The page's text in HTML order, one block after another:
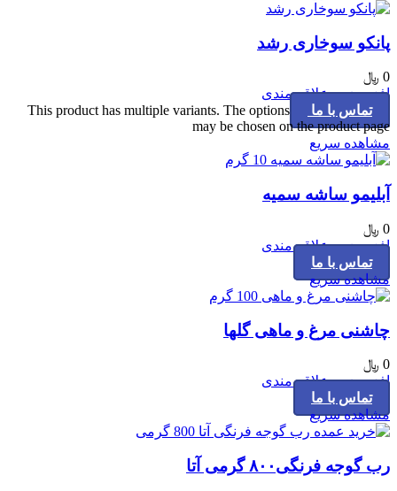
پانکو سوخاری رشد
0 ﷼
افزودن به علاقه مندی
تماس با ما
This product has multiple variants. The options
may be chosen on the product page
مشاهده سریع
آبلیمو ساشه سمیه
0 ﷼
افزودن به علاقه مندی
تماس با ما
مشاهده سریع
چاشنی مرغ و ماهی گلها
0 ﷼
افزودن به علاقه مندی
تماس با ما
مشاهده سریع
رب گوجه فرنگی۸۰۰ گرمی آتا